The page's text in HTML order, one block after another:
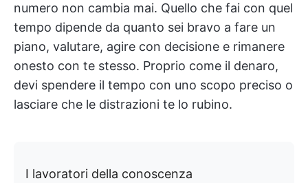
numero non cambia mai. Quello che fai con quel
tempo dipende da quanto sei bravo a fare un
piano, valutare, agire con decisione e rimanere
onesto con te stesso. Proprio come il denaro,
devi spendere il tempo con uno scopo preciso o
lasciare che le distrazioni te lo rubino.
I lavoratori della conoscenza